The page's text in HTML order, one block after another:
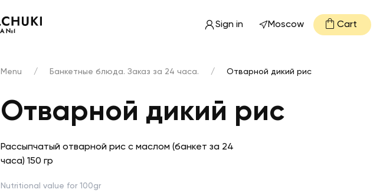
Sign in Moscow Cart
Menu / Банкетные блюда. Заказ за 24 часа. / Отварной дикий рис
Отварной дикий рис
Рассыпчатый отварной рис с маслом (банкет за 24
часа) 150 гр
Nutritional value for 100gr